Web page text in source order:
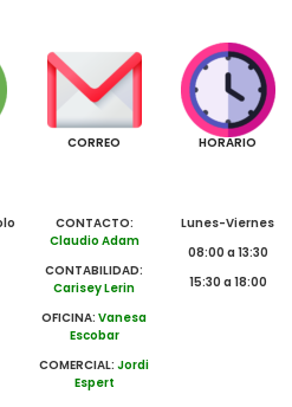
CORREO
CONTACTO:
Claudio Adam
CONTABILIDAD:
Carisey Lerin
OFICINA:Vanesa
Escobar
COMERCIAL:Jordi
Espert
HORARIO
Lunes-Viernes
08:00 a 13:30
15:30 a 18:00